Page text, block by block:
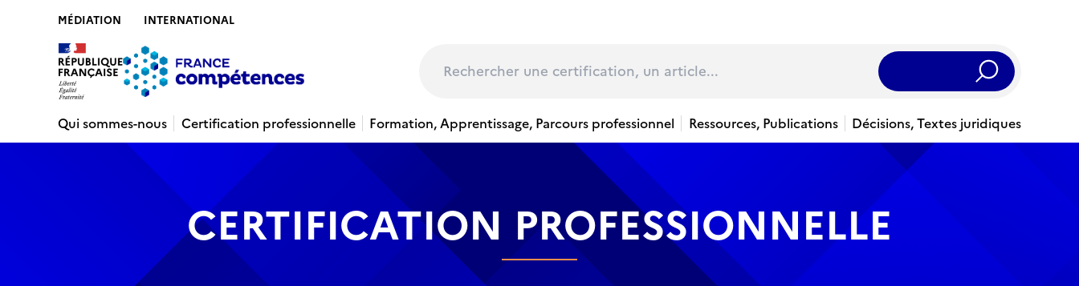
MÉDIATION INTERNATIONAL
Rechercher
Qui sommes-nous
Certification professionnelle Formation, Apprentissage, Parcours professionnel Ressources, Publications Décisions, Textes juridiques
CERTIFICATION PROFESSIONNELLE